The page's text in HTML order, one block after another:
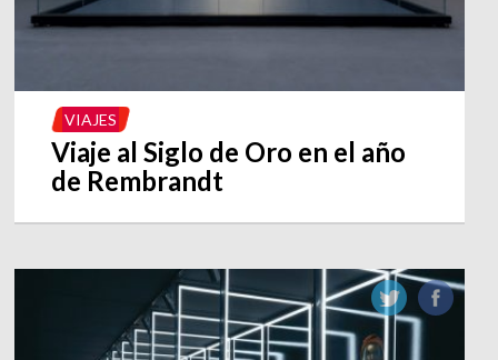
VIAJES
Viaje al Siglo de Oro en el año
de Rembrandt